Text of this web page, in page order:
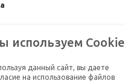
используем Cookie
данный сайт, вы даете
на использование файлов